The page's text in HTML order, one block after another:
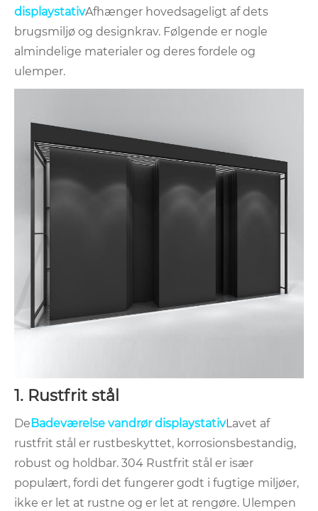
displaystativAfhænger hovedsageligt af dets
brugsmiljø og designkrav. Følgende er nogle
almindelige materialer og deres fordele og
ulemper.
‌1. Rustfrit stål ‌
DeBadeværelse vandrør displaystativLavet af
rustfrit stål er rustbeskyttet, korrosionsbestandig,
robust og holdbar. 304 Rustfrit stål er især
populært, fordi det fungerer godt i fugtige miljøer,
ikke er let at rustne og er let at rengøre. Ulempen